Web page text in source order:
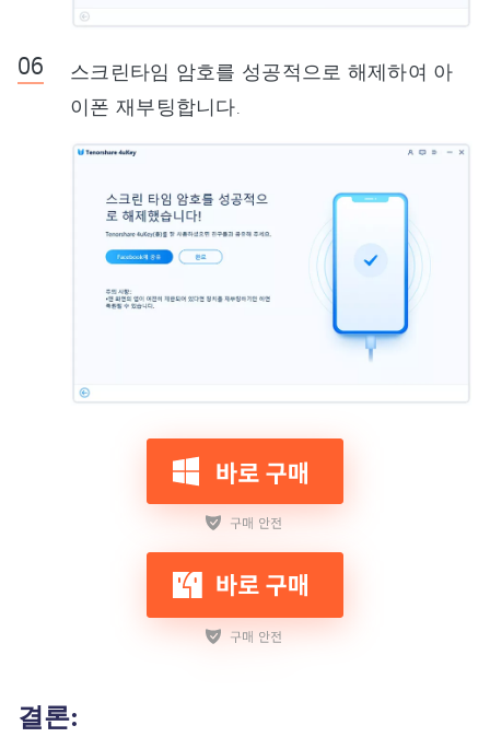
스크린타임 암호를 성공적으로 해제하여 아
이폰 재부팅합니다.
결론: